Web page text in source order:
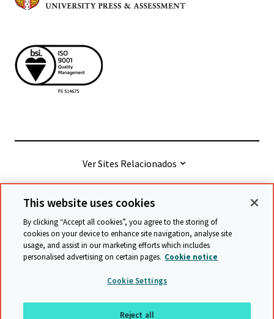
Ver Sites Relacionados
© Cambridge University Press & Assessment
Termos e condições
Proteção de Dados
Accessibility statement Statement on modern slavery
Safeguarding policy
Mapa do site
This website uses cookies
By clicking “Accept all cookies”, you agree to the storing of
cookies on your device to enhance site navigation, analyse site
usage, and assist in our marketing efforts which includes
personalised advertising on certain pages. Cookie notice
Cookie Settings
Reject all